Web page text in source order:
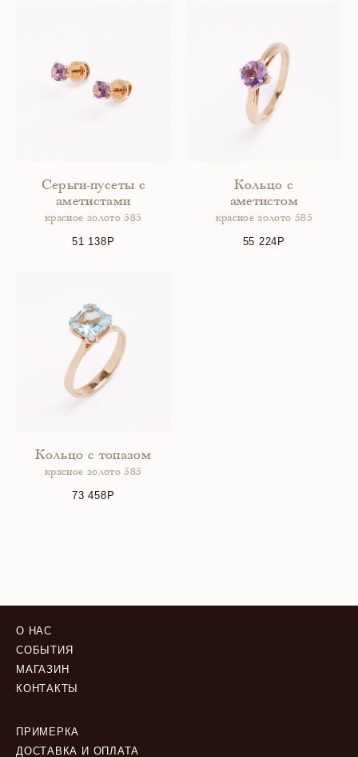
Серьги-пусеты с
аметистами
красное золото 585
51 138
Кольцо с
аметистом
красное золото 585
55 224
Кольцо с топазом
красное золото 585
73 458
О НАС
СОБЫТИЯ
МАГАЗИН
КОНТАКТЫ
ПРИМЕРКА
ДОСТАВКА И ОПЛАТА